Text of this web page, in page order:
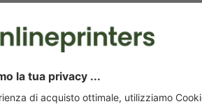
Consegna all' incirca:
ven 21 ago - lun 24 ago
Peso: ca.6.7 g